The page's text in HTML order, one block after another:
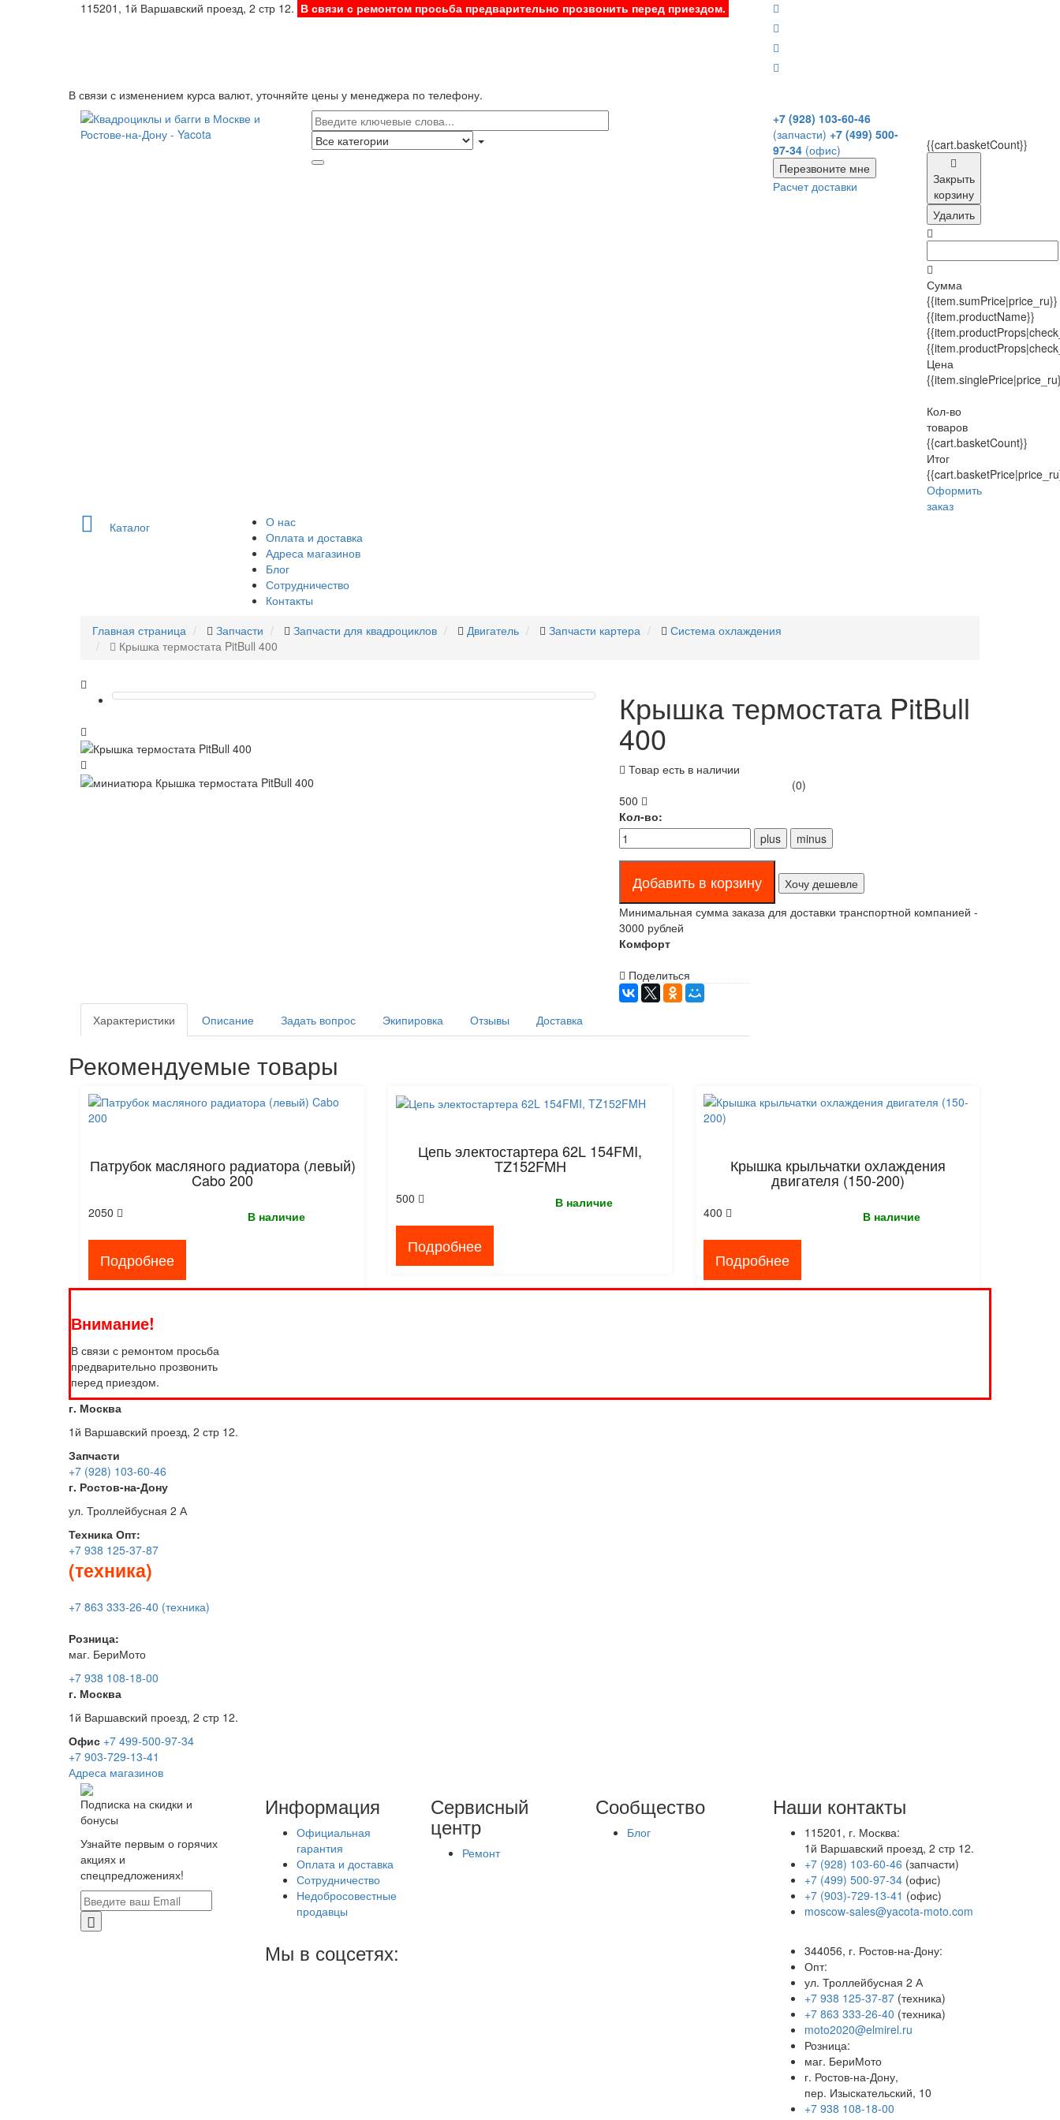
115201, 1й Варшавский проезд, 2 стр 12. В связи с ремонтом просьба предварительно прозвонить перед приездом.
В связи с изменением курса валют, уточняйте цены у менеджера по телефону.
+7 (928) 103-60-46
(запчасти) +7 (499) 500-
97-34 (офис)
Перезвоните мне
Расчет доставки
{{cart.basketCount}}
Закрыть
корзину
Удалить
Сумма
{{item.sumPrice|price_ru}}
{{item.productName}}
Цена
Кол-во
товаров
{{cart.basketCount}}
Итог
Оформить
заказ
Каталог
О нас
Оплата и доставка
Адреса магазинов
Блог
Сотрудничество
Контакты
Главная страница
Запчасти Запчасти для квадроциклов Двигатель Запчасти картера
Система охлаждения
Крышка термостата PitBull 400
Крышка термостата PitBull
400
Товар есть в наличии
(0)
500
Кол-во:
Хочу дешевле
Минимальная сумма заказа для доставки транспортной компанией -
3000 рублей
Комфорт
Поделиться
Характеристики Описание Задать вопрос Экипировка Отзывы Доставка
Рекомендуемые товары
Патрубок масляного радиатора (левый)
Cabo 200
В наличие
2050
Подробнее
Цепь электостартера 62L 154FMI,
TZ152FMH
В наличие
500
Подробнее
Крышка крыльчатки охлаждения
двигателя (150-200)
В наличие
400
Подробнее
Внимание!
В связи с ремонтом просьба
предварительно прозвонить
перед приездом.
г. Москва
1й Варшавский проезд, 2 стр 12.
Запчасти
+7 (928) 103-60-46
г. Ростов-на-Дону
ул. Троллейбусная 2 А
Техника Опт:
+7 938 125-37-87
(техника)
+7 863 333-26-40 (техника)
Розница:
маг. БериМото
+7 938 108-18-00
г. Москва
1й Варшавский проезд, 2 стр 12.
Офис +7 499-500-97-34
+7 903-729-13-41
Адреса магазинов
Подписка на скидки и
бонусы
Узнайте первым о горячих
акциях и
спецпредложениях!
Информация
Официальная
гарантия
Оплата и доставка
Сотрудничество
Недобросовестные
продавцы
Сервисный
центр
Ремонт
Сообщество
Блог
Мы в соцсетях:
Наши контакты
115201, г. Москва:
1й Варшавский проезд, 2 стр 12.
+7 (928) 103-60-46 (запчасти)
+7 (499) 500-97-34(офис)
+7 (903)-729-13-41 (офис)
moscow-sales@yacota-moto.com
344056, г. Ростов-на-Дону:
Опт:
ул. Троллейбусная 2 А
+7 938 125-37-87(техника)
+7 863 333-26-40 (техника)
moto2020@elmirel.ru
Розница:
маг. БериМото
г. Ростов-на-Дону,
пер. Изыскательский, 10
+7 938 108-18-00